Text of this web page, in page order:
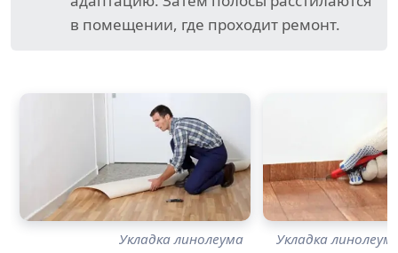
в помещении, где проходит ремонт.
Укладка линолеума
Укладка